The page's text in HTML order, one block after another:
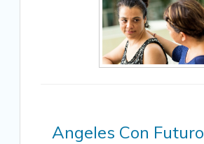
Angeles Con Futuro